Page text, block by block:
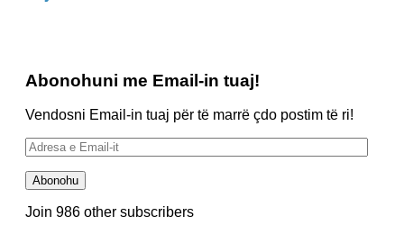
Abonohuni me Email-in tuaj!
Vendosni Email-in tuaj për të marrë çdo postim të ri!
Adresa
e
Email-
it
Abonohu
Join 986 other subscribers